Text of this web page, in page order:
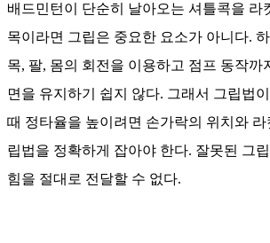
배드민턴이 단순히 날아오는 셔틀콕을 라
목이라면 그립은 중요한 요소가 아니다.
목, 팔, 몸의 회전을 이용하고 점프 동작까
면을 유지하기 쉽지 않다. 그래서 그립법
때 정타율을 높이려면 손가락의 위치와
립법을 정확하게 잡아야 한다. 잘못된 그
힘을 절대로 전달할 수 없다.